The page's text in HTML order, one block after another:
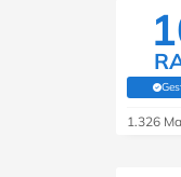
1.326